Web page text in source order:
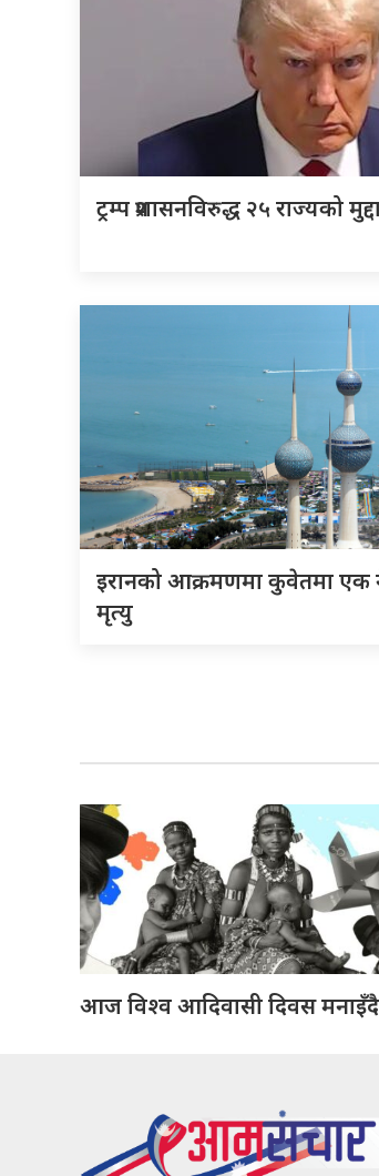
ट्रम्प प्रशासनविरुद्ध २५ राज्यको
इरानको आक्रमणमा कुवेतमा एक
मृत्यु
आज विश्व आदिवासी दिवस मनाइँदै